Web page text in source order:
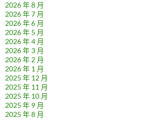
2026 年 8 月
2026 年 7 月
2026 年 6 月
2026 年 5 月
2026 年 4 月
2026 年 3 月
2026 年 2 月
2026 年 1 月
2025 年 12 月
2025 年 11 月
2025 年 10 月
2025 年 9 月
2025 年 8 月